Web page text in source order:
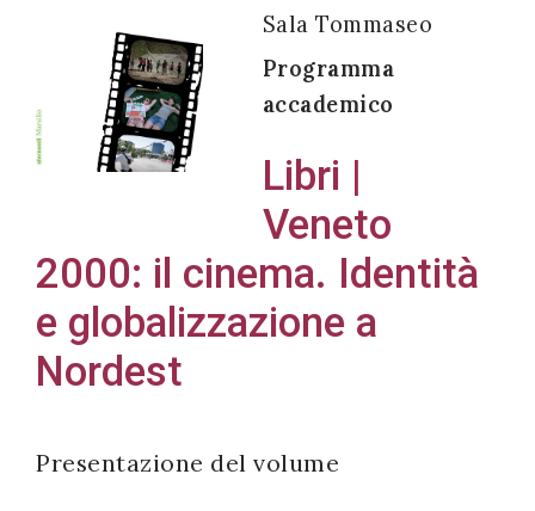
Sala Tommaseo
Programma
accademico
Libri |
Veneto
2000: il cinema. Identità
e globalizzazione a
Nordest
Presentazione del volume
Acconsento
personali in
accordo
con il
decreto
legislativo